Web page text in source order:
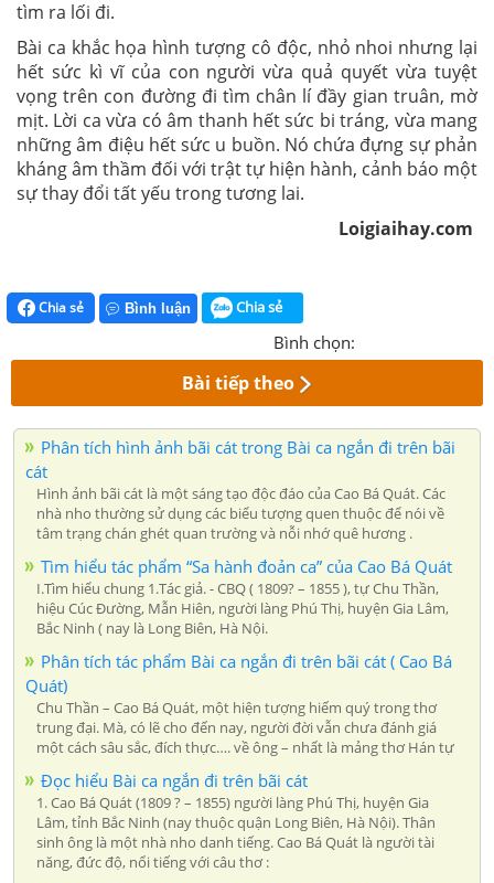
tìm ra lối đi.
Bài ca khắc họa hình tượng cô độc, nhỏ nhoi nhưng lại
hết sức kì vĩ của con người vừa quả quyết vừa tuyệt
vọng trên con đường đi tìm chân lí đầy gian truân, mờ
mịt. Lời ca vừa có âm thanh hết sức bi tráng, vừa mang
những âm điệu hết sức u buồn. Nó chứa đựng sự phản
kháng âm thầm đối với trật tự hiện hành, cảnh báo một
sự thay đổi tất yếu trong tương lai.
Loigiaihay.com
Chia sẻ Bình luận Chia sẻ
Bình chọn:
Bài tiếp theo
Phân tích hình ảnh bãi cát trong Bài ca ngắn đi trên bãi
cát
Hình ảnh bãi cát là một sáng tạo độc đáo của Cao Bá Quát. Các
nhà nho thường sử dụng các biểu tượng quen thuộc để nói về
tâm trạng chán ghét quan trường và nỗi nhớ quê hương .
Tìm hiểu tác phẩm “Sa hành đoản ca” của Cao Bá Quát
I.Tìm hiểu chung 1.Tác giả. - CBQ ( 1809? – 1855 ), tự Chu Thần,
hiệu Cúc Đường, Mẫn Hiên, người làng Phú Thị, huyện Gia Lâm,
Bắc Ninh ( nay là Long Biên, Hà Nội.
Phân tích tác phẩm Bài ca ngắn đi trên bãi cát ( Cao Bá
Quát)
Chu Thần – Cao Bá Quát, một hiện tượng hiếm quý trong thơ
trung đại. Mà, có lẽ cho đến nay, người đời vẫn chưa đánh giá
một cách sâu sắc, đích thực…. về ông – nhất là mảng thơ Hán tự
Đọc hiểu Bài ca ngắn đi trên bãi cát
1. Cao Bá Quát (1809 ? – 1855) người làng Phú Thị, huyện Gia
Lâm, tỉnh Bắc Ninh (nay thuộc quận Long Biên, Hà Nội). Thân
sinh ông là một nhà nho danh tiếng. Cao Bá Quát là người tài
năng, đức độ, nổi tiếng với câu thơ :